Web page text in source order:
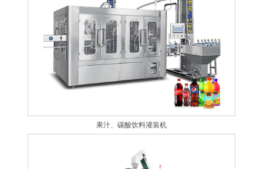
果汁、碳酸饮料灌装机